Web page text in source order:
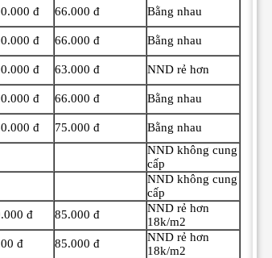
đ 66.000 đ
Bằng nhau
đ 66.000 đ
Bằng nhau
đ 63.000 đ NND rẻ hơn
đ 66.000 đ
Bằng nhau
đ 75.000 đ
Bằng nhau
NND không cung
cấp
NND không cung
cấp
đ 85.000 đ
NND rẻ hơn
18k/m2
đ 85.000 đ
NND rẻ hơn
18k/m2